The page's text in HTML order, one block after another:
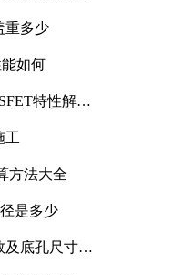
重多少
如何
特性解析
工
方法大全
是多少
及底孔尺寸详